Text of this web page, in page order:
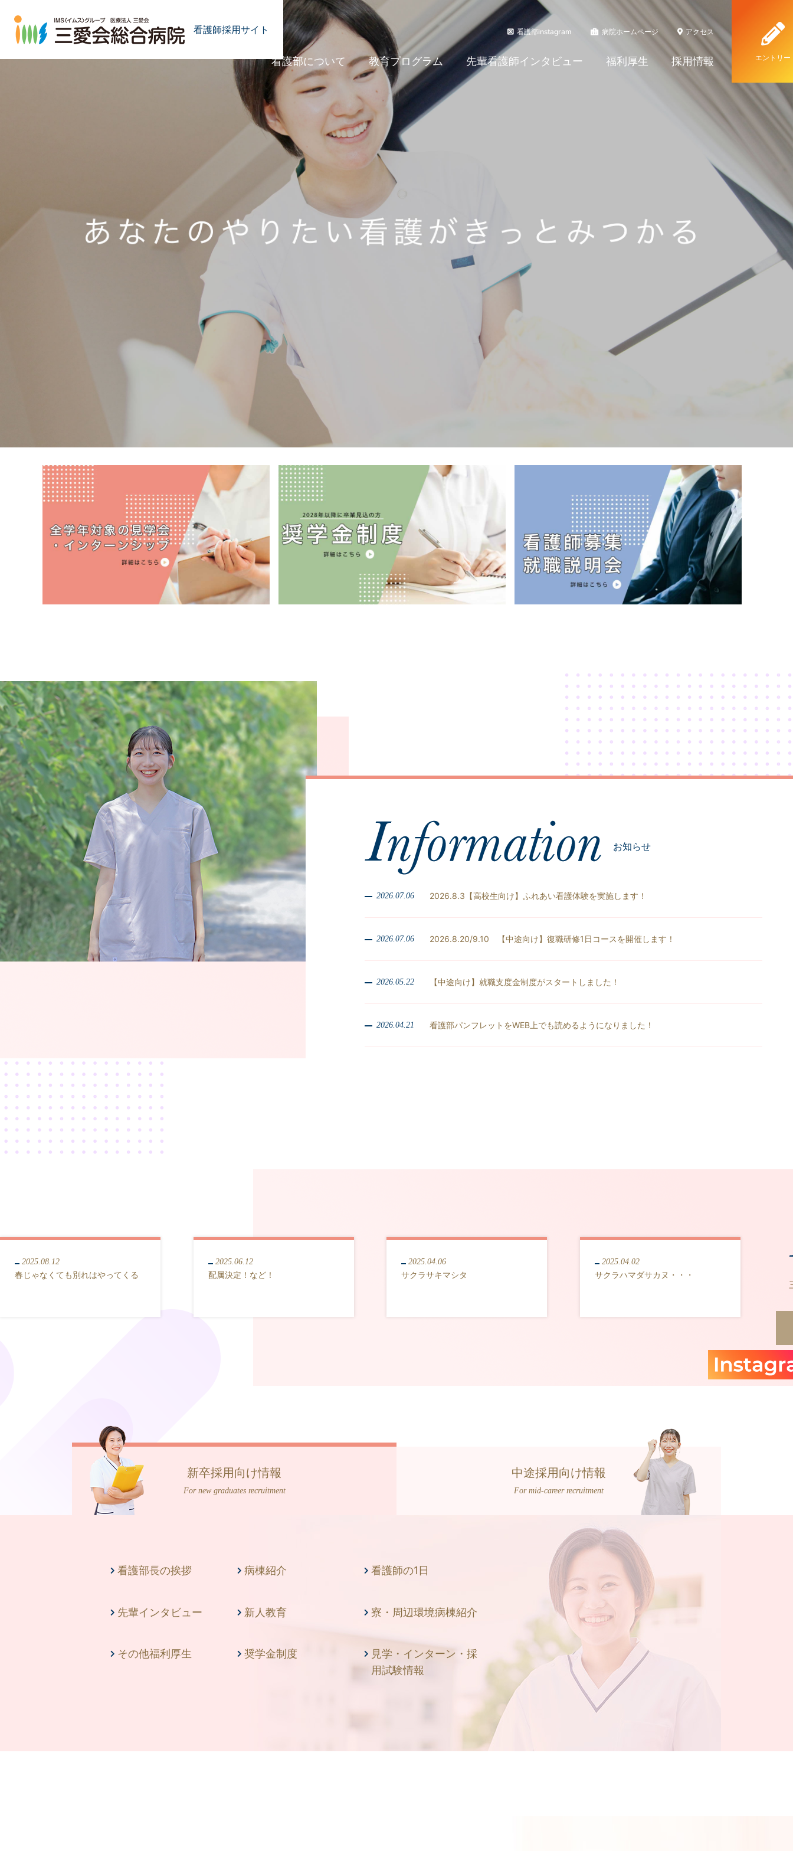
看護師採用サイト
看護部について 教育プログラム 先輩看護師インタビュー 福利厚生 採用情報
看護部instagram 病院ホームページ アクセス
エントリー
お知らせ
2026.07.06 2026.8.3【高校生向け】ふれあい看護体験を実施します！
2026.07.06 2026.8.20/9.10 【中途向け】復職研修1日コースを開催します！
2026.05.22 【中途向け】就職支度金制度がスタートしました！
2026.04.21 看護部パンフレットをWEB上でも読めるようになりました！
2025.08.12
春じゃなくても別れはやってくる
2025.06.12
配属決定！など！
2025.04.06
サクラサキマシタ
2025.04.02
サクラハマダサカヌ・・・
新卒採用向け情報
For new graduates recruitment
中途採用向け情報
For mid-career recruitment
看護部長の挨拶 病棟紹介 看護師の1日
先輩インタビュー 新人教育 寮・周辺環境病棟紹介
その他福利厚生 奨学金制度
見学・インターン・採
用試験情報